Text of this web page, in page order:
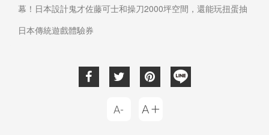
幕！日本設計鬼才佐藤可士和操刀2000坪空間，還能玩扭蛋抽
日本傳統遊戲體驗券